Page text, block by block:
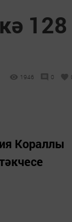
128
1946 0
Кораллы